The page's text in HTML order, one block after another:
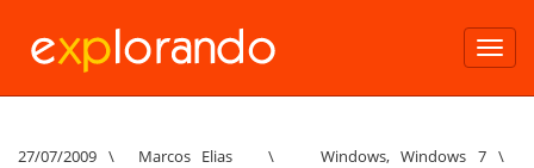
27/07/2009 \ Marcos Elias \ Windows,Windows 7 \